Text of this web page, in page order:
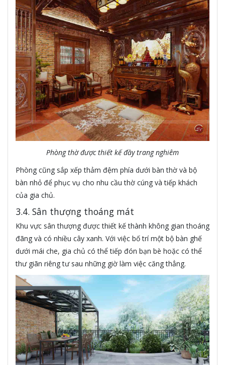
Phòng thờ được thiết kế đầy trang nghiêm
Phòng cũng sắp xếp thảm đệm phía dưới bàn thờ và bộ
bàn nhỏ để phục vụ cho nhu cầu thờ cúng và tiếp khách
của gia chủ.
3.4. Sân thượng thoáng mát
Khu vực sân thượng được thiết kế thành không gian thoáng
đãng và có nhiều cây xanh. Với việc bố trí một bộ bàn ghế
dưới mái che, gia chủ có thể tiếp đón bạn bè hoặc có thể
thư giãn riêng tư sau những giờ làm việc căng thẳng.